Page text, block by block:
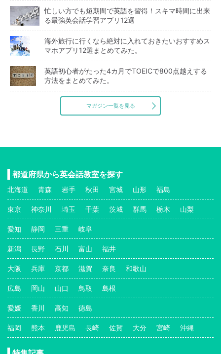
忙しい方でも短期間で英語を習得！スキマ時間に出来
る最強英会話学習アプリ12選
海外旅行に行くなら絶対に入れておきたいおすすめス
マホアプリ12選まとめてみた。
英語初心者がたった4カ月でTOEICで800点越えする
方法をまとめてみた。
マガジン一覧を見る
都道府県から英会話教室を探す
北海道 青森 岩手 秋田 宮城 山形 福島
東京 神奈川 埼玉 千葉 茨城 群馬 栃木 山梨
愛知 静岡 三重 岐阜
新潟 長野 石川 富山 福井
大阪 兵庫 京都 滋賀 奈良 和歌山
広島 岡山 山口 鳥取 島根
愛媛 香川 高知 徳島
福岡 熊本 鹿児島 長崎 佐賀 大分 宮崎 沖縄